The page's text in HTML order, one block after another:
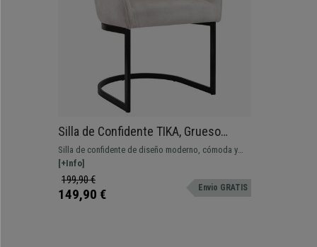
Silla de Confidente TIKA, Grueso
Acolchado, Estructura Metálica, en
Terciopelo color Crema
Silla de confidente de diseño moderno, cómoda y
funcional, con estructura cantilever metálica y
tapizado en terciopelo.
[+Info]
199,90 €
149,90 € Envio GRATIS